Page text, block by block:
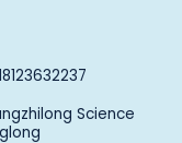
Science